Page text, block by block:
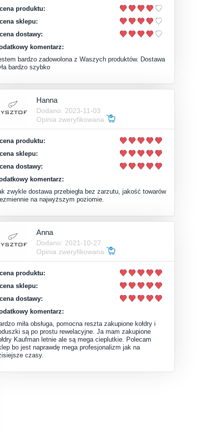
produktu:
sklepu:
dostawy:
komentarz:
bardzo zadowolona z Waszych produktów. Dostawa
bardzo szybko
Hanna
Dodano: 2023-11-03
Opinia zweryfikowana
produktu:
sklepu:
dostawy:
komentarz:
zwykle dostawa przebiegła bez zarzutu, jakość towarów
na najwyższym poziomie.
Anna
Dodano: 2021-10-27
Opinia zweryfikowana
produktu:
sklepu:
dostawy:
komentarz:
miła obsługa, pomocna reszta zakupione kołdry i
są po prostu rewelacyjne. Ja mam zakupione
Kaufman letnie ale są mega cieplutkie. Polecam
bo jest naprawdę mega profesjonalizm jak na
czasy.